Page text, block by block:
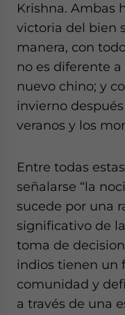
Krishna. Ambas
victoria del bien
manera, con
no es diferente
nuevo chino; y
invierno
veranos y los
Entre todas
señalarse “la
sucede por una
significativo de
toma de
indios tienen un
comunidad y
a través de una